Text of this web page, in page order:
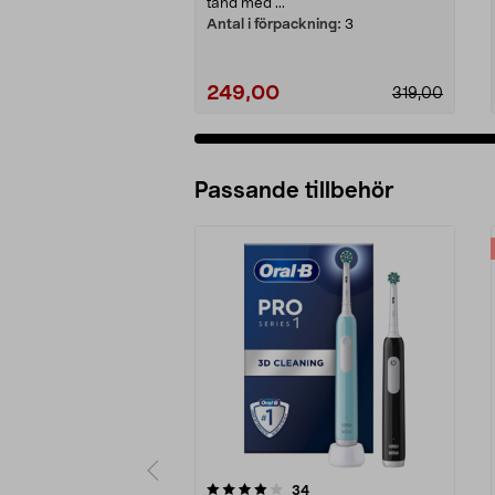
tand med ...
Antal i förpackning: 3
249,00 319,00
Passande tillbehör
34recensioner
4.0av 5 stjärnor